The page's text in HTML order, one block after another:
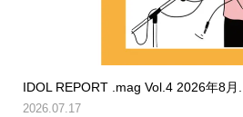
IDOL REPORT .mag Vol.4 2026年8月...
2026.07.17